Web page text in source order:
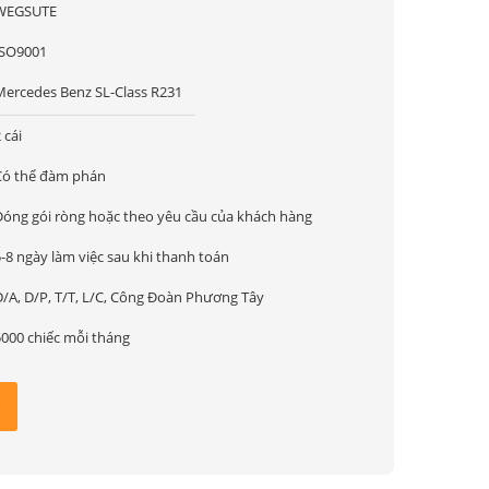
Benz SL-Class R231
cái
thể đàm phán
gói ròng hoặc theo yêu cầu của khách hàng
8 ngày làm việc sau khi thanh toán
A, D/P, T/T, L/C, Công Đoàn Phương Tây
chiếc mỗi tháng